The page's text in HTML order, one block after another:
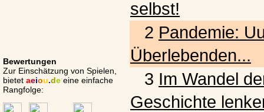
Bewertungen
Zur Einschätzung von Spielen,
bietet aeiou.de eine einfache
Rangfolge:
selbst!
2 Pandemie:
Überlebenden...
3 Im Wandel
Geschichte